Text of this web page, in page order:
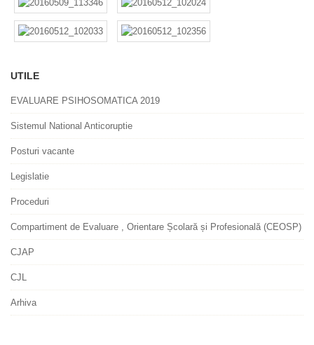
UTILE
EVALUARE PSIHOSOMATICA 2019
Sistemul National Anticoruptie
Posturi vacante
Legislatie
Proceduri
Compartiment de Evaluare , Orientare Școlară și Profesională (CEOSP)
CJAP
CJL
Arhiva